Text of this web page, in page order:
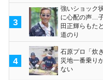
3
強いショック
に心配の声…
田正輝らもた
道のり
4
石原プロ「炊
災地一番乗り
ない